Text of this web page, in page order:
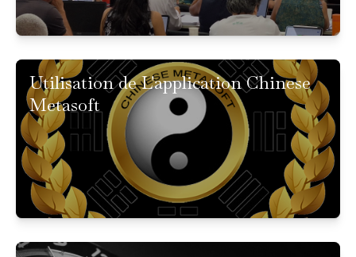
Utilisation de L'application Chinese
Metasoft